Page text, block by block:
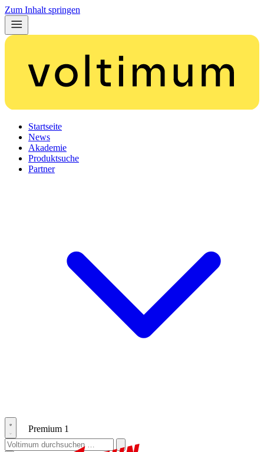
Zum Inhalt springen
Startseite
News
Akademie
Produktsuche
Partner
Premium 1